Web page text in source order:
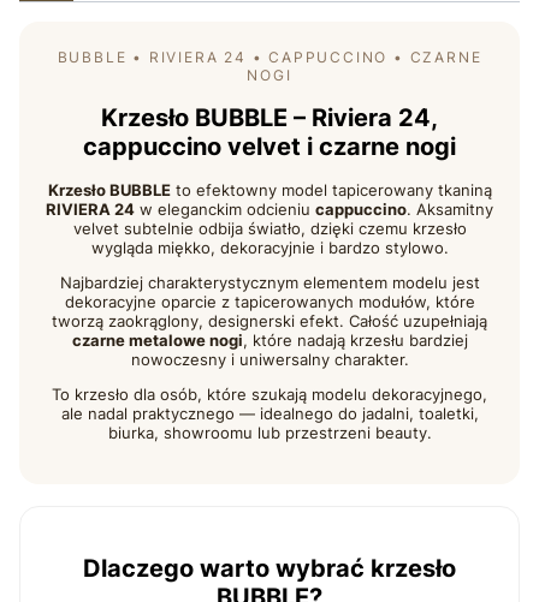
BUBBLE • RIVIERA 24 • CAPPUCCINO • CZARNE
NOGI
Krzesło BUBBLE – Riviera 24,
cappuccino velvet i czarne nogi
Krzesło BUBBLEto efektowny model tapicerowany tkaniną
RIVIERA 24 w eleganckim odcieniu cappuccino. Aksamitny
velvet subtelnie odbija światło, dzięki czemu krzesło
wygląda miękko, dekoracyjnie i bardzo stylowo.
Najbardziej charakterystycznym elementem modelu jest
dekoracyjne oparcie z tapicerowanych modułów, które
tworzą zaokrąglony, designerski efekt. Całość uzupełniają
czarne metalowe nogi, które nadają krzesłu bardziej
nowoczesny i uniwersalny charakter.
To krzesło dla osób, które szukają modelu dekoracyjnego,
ale nadal praktycznego — idealnego do jadalni, toaletki,
biurka, showroomu lub przestrzeni beauty.
Dlaczego warto wybrać krzesło